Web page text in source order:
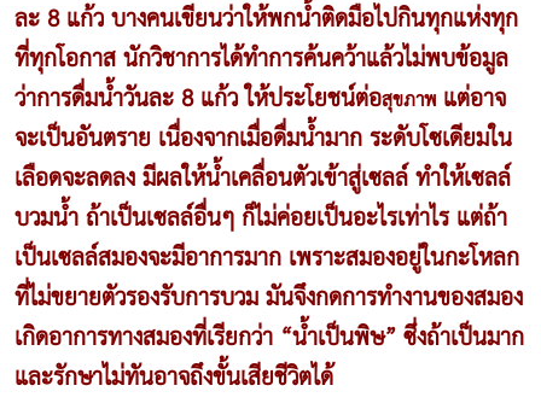
ละ 8 แก้ว บางคนเขียนว่าให้พกน้ำติดมือไปกินทุกแห่งทุก
ที่ทุกโอกาส นักวิชาการได้ทำการค้นคว้าแล้วไม่พบข้อมูล
ว่าการดื่มน้ำวันละ 8 แก้ว ให้ประโยชน์ต่อสุขภาพ แต่อาจ
จะเป็นอันตราย เนื่องจากเมื่อดื่มน้ำมาก ระดับโซเดียมใน
เลือดจะลดลง มีผลให้น้ำเคลื่อนตัวเข้าสู่เซลล์ ทำให้เซลล์
บวมน้ำ ถ้าเป็นเซลล์อื่นๆ ก็ไม่ค่อยเป็นอะไรเท่าไร แต่ถ้า
เป็นเซลล์สมองจะมีอาการมาก เพราะสมองอยู่ในกะโหลก
ที่ไม่ขยายตัวรองรับการบวม มันจึงกดการทำงานของสมอง
เกิดอาการทางสมองที่เรียกว่า “น้ำเป็นพิษ” ซึ่งถ้าเป็นมาก
และรักษาไม่ทันอาจถึงขั้นเสียชีวิตได้